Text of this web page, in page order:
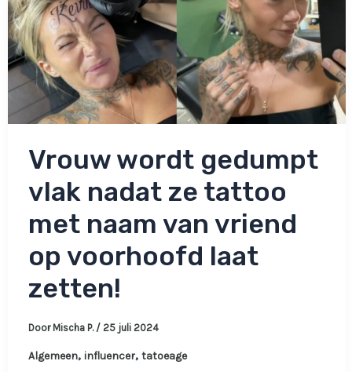
Vrouw wordt gedumpt
vlak nadat ze tattoo
met naam van vriend
op voorhoofd laat
zetten!
Door Mischa P. / 25 juli 2024
Algemeen, influencer, tatoeage